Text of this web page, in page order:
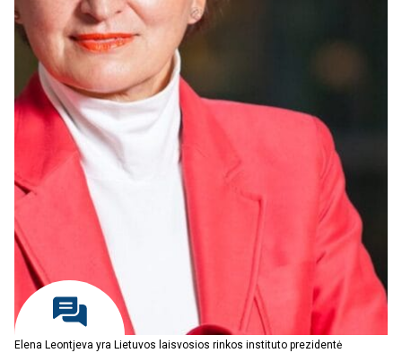
Elena Leontjeva yra Lietuvos laisvosios rinkos instituto prezidentė